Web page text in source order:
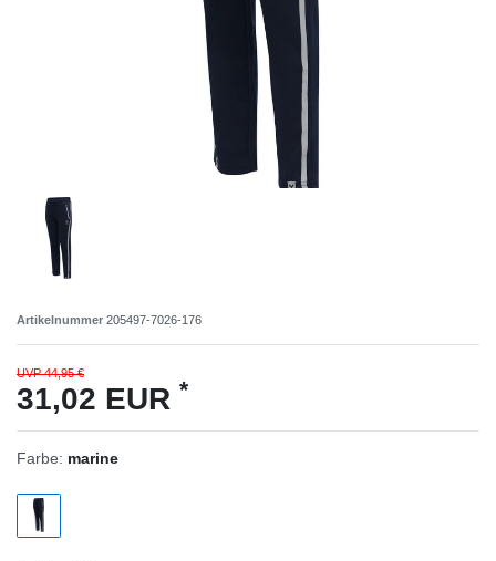
Artikelnummer 205497-7026-176
UVP 44,95 €
31,02 EUR *
Farbe: marine